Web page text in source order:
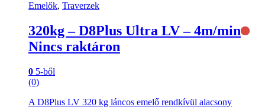
Emelők, Traverzek
320kg – D8Plus Ultra LV – 4m/min
Nincs raktáron
0 5-ből
(0)
A D8Plus LV 320 kg láncos emelő rendkívül alacsony